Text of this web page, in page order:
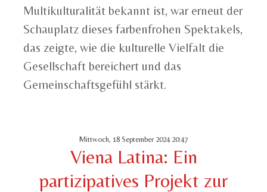
Multikulturalität bekannt ist, war erneut der
Schauplatz dieses farbenfrohen Spektakels,
das zeigte, wie die kulturelle Vielfalt die
Gesellschaft bereichert und das
Gemeinschaftsgefühl stärkt.
Mittwoch, 18 September 2024 20:47
Viena Latina: Ein
partizipatives Projekt zur